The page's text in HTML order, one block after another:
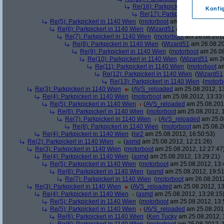
Re(16): Parkpickerl in 1140 Wien
Re(17): Parkpickerl in 1140
Re(5): Parkpickerl in 1140 Wien (motorboot am 26.08.2012,
Re(6): Parkpickerl in 1140 Wien (Wizard51 am 26.08.2012,
Re(7): Parkpickerl in 1140 Wien (motorbootam
Re(8): Parkpickerl in 1140 Wien (Wizard51 am
Re(9): Parkpickerl in 1140 Wien (motorboot am
Re(10): Parkpickerl in 1140 Wien (Wizard51 am
Re(11): Parkpickerl in 1140 Wien (motorboot
Re(12): Parkpickerl in 1140 Wien (Wizard51
Re(13): Parkpickerl in 1140 Wien (
Re(3): Parkpickerl in 1140 Wien
(AVS_reloaded am 25.08.2012,
Re(4): Parkpickerl in 1140 Wien (motorboot am 25.08.2012,
Re(5): Parkpickerl in 1140 Wien
(AVS_reloaded am
Re(6): Parkpickerl in 1140 Wien (motorboot am 25.08.2012,
Re(7): Parkpickerl in 1140 Wien
(AVS_reloaded am
Re(8): Parkpickerl in 1140 Wien (motorboot am
Re(4): Parkpickerl in 1140 Wien ( lsr2 am 25.08.2012, 16:50:53)
Re(2): Parkpickerl in 1140 Wien
(asmd am 25.08.2012, 12:21:26)
Re(3): Parkpickerl in 1140 Wien (motorboot am 25.08.2012, 12:27:47)
Re(4): Parkpickerl in 1140 Wien (asmd am 25.08.2012, 13:29:21)
Re(5): Parkpickerl in 1140 Wien (motorboot am 25.08.2012,
Re(6): Parkpickerl in 1140 Wien (asmd am 25.08.2012,
Re(7): Parkpickerl in 1140 Wien (motorboot am
Re(3): Parkpickerl in 1140 Wien
(AVS_reloaded am 25.08.2012,
Re(4): Parkpickerl in 1140 Wien
(asmd am 25.08.2012, 13:28:15)
Re(5): Parkpickerl in 1140 Wien (motorboot am 25.08.2012,
Re(5): Parkpickerl in 1140 Wien
(AVS_reloaded am
Re(6): Parkpickerl in 1140 Wien (Ken Tucky am 25.08.2012,